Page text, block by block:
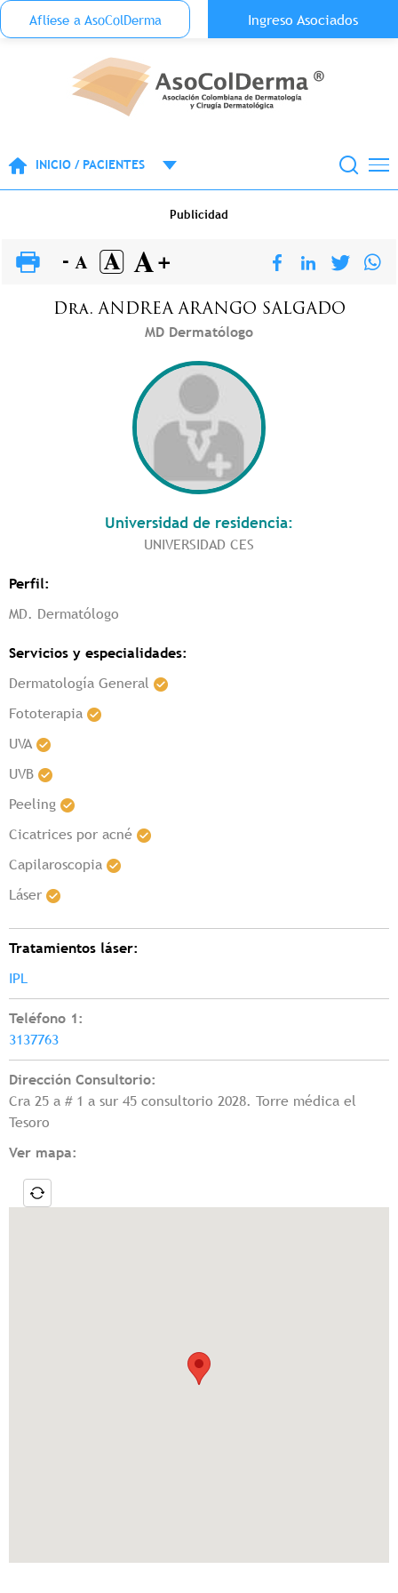
Pasar al contenido principal
Menu Top Anónimo
Aflíese a AsoColDerma Ingreso Asociados
INICIO / PACIENTES
Publicidad
Dra. ANDREA ARANGO SALGADO
MD Dermatólogo
Universidad de residencia:
UNIVERSIDAD CES
Perfil:
MD. Dermatólogo
Servicios y especialidades:
Dermatología General
Fototerapia
UVA
UVB
Peeling
Cicatrices por acné
Capilaroscopia
Láser
Tratamientos láser:
IPL
Teléfono 1:
3137763
Dirección Consultorio:
Cra 25 a # 1 a sur 45 consultorio 2028. Torre médica el
Tesoro
Ver mapa: